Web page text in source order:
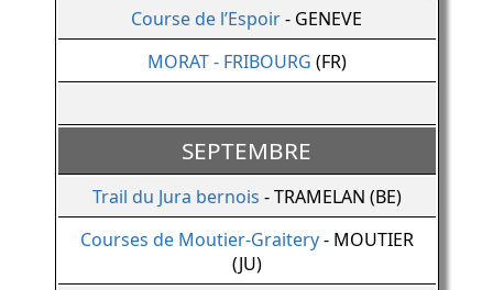
Course de l’Espoir- GENEVE
MORAT - FRIBOURG (FR)
SEPTEMBRE
Trail du Jura bernois - TRAMELAN (BE)
Courses de Moutier-Graitery- MOUTIER
(JU)